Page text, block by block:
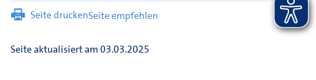
Seite druckenSeite empfehlen
Seite aktualisiert am 03.03.2025